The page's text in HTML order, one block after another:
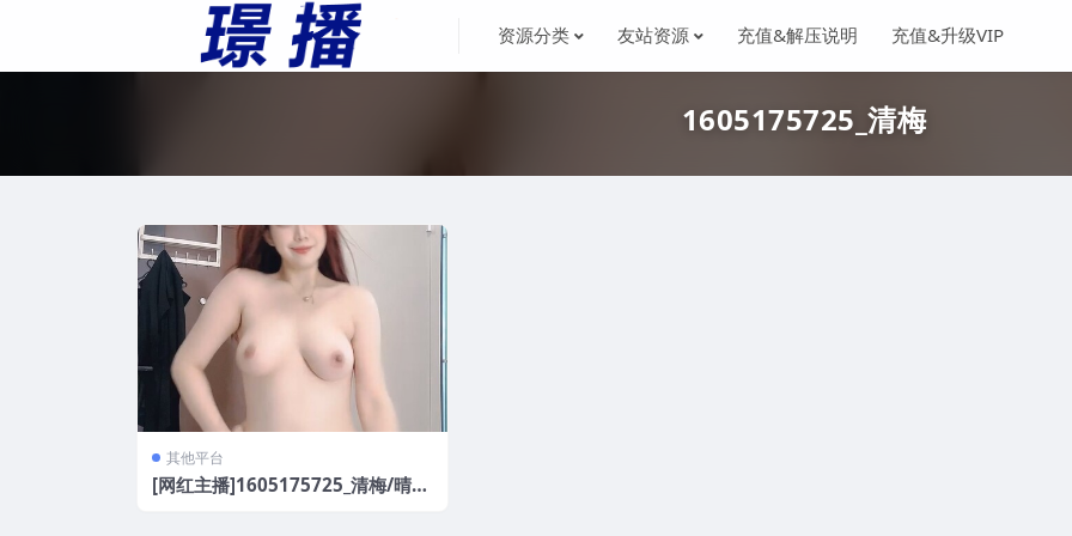
资源分类 友站资源 充值&解压说明 充值&升级VIP
1605175725_清梅
其他平台
[网红主播]1605175725_清梅/晴野